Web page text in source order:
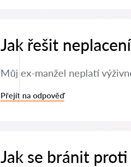
Jak řešit
Můj ex-manžel neplatí
Přejít na odpověď
Jak se bránit